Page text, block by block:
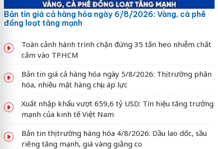
Bản tin giá cả hàng hóa ngày 6/8/2026: Vàng, cà phê
đồng loạt tăng mạnh
Toàn cảnh hành trình chặn đứng 35 tấn heo nhiễm chất
cấm vào TP.HCM
Bản tin giá cả hàng hóa ngày 5/8/2026: Thị trường phân
hóa, nhiều mặt hàng chịu áp lực
Xuất nhập khẩu vượt 659,6 tỷ USD: Tín hiệu tăng trưởng
mạnh của kinh tế Việt Nam
Bản tin thị trường hàng hóa 4/8/2026: Dầu lao dốc, sầu
riêng tăng mạnh, giá vàng giằng co